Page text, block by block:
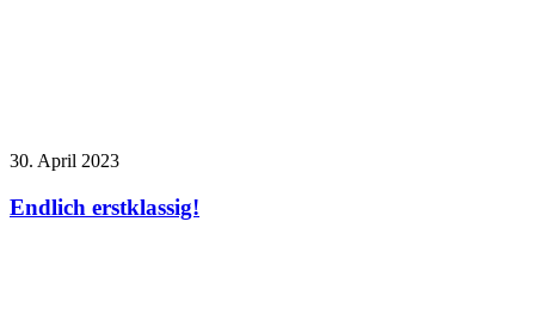
30. April 2023
Endlich erstklassig!